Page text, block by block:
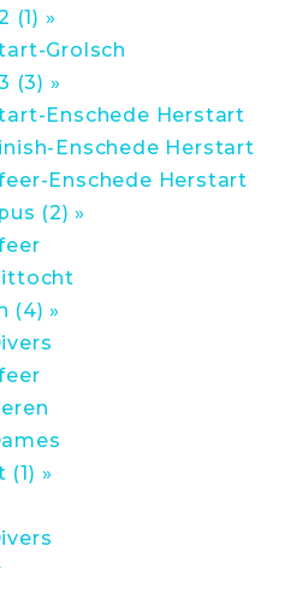
(1) »
Grolsch
(3) »
Enschede Herstart
Enschede Herstart
Enschede Herstart
(2) »
(4) »
(1) »